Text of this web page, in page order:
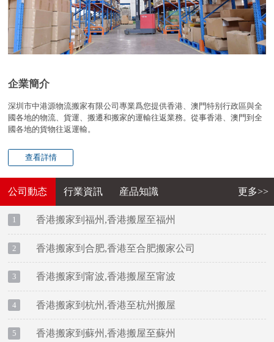
企業簡介
深圳市中港源物流搬家有限公司專業爲您提供香港、澳門特别行政區與全
國各地的物流、貨運、搬遷和搬家的運輸往返業務。從事香港、澳門到全
國各地的貨物往返運輸。
查看詳情
公司動态 行業資訊 産品知識 更多>>
1 香港搬家到福州,香港搬屋至福州
2 香港搬家到合肥,香港至合肥搬家公司
3 香港搬家到甯波,香港搬屋至甯波
4 香港搬家到杭州,香港至杭州搬屋
5 香港搬家到蘇州,香港搬屋至蘇州